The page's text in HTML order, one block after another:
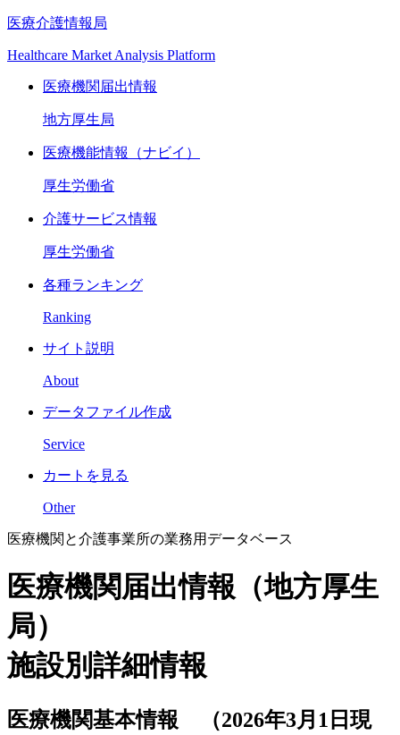
医療介護情報局
Healthcare Market Analysis Platform
医療機関届出情報
地方厚生局
医療機能情報（ナビイ）
厚生労働省
介護サービス情報
厚生労働省
各種ランキング
Ranking
サイト説明
About
データファイル作成
Service
カートを見る
Other
医療機関と介護事業所の業務用データベース
医療機関届出情報（地方厚生
局）
施設別詳細情報
医療機関基本情報 （2026年3月1日現